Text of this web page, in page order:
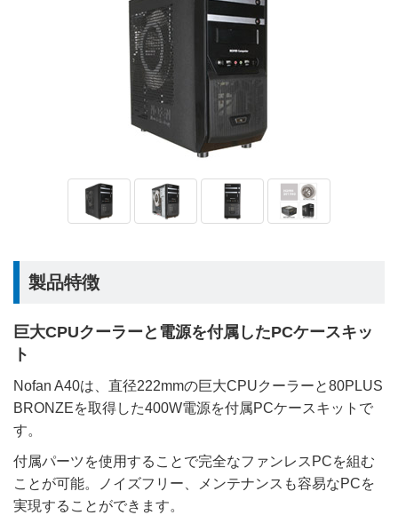
製品特徴
巨大CPUクーラーと電源を付属したPCケースキッ
ト
Nofan A40は、直径222mmの巨大CPUクーラーと80PLUS
BRONZEを取得した400W電源を付属PCケースキットで
す。
付属パーツを使用することで完全なファンレスPCを組む
ことが可能。ノイズフリー、メンテナンスも容易なPCを
実現することができます。